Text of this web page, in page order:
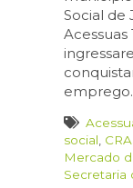
Social de
Acessuas
social
Mercado
Secretaria